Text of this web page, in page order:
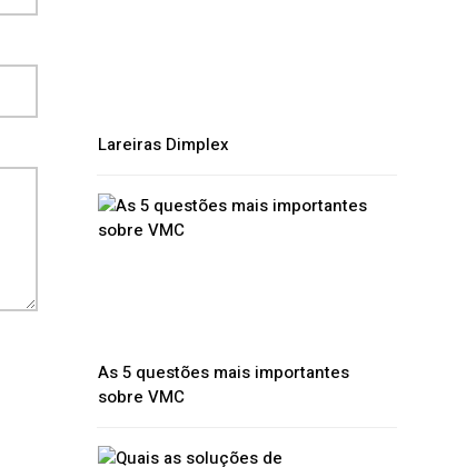
Lareiras Dimplex
As 5 questões mais importantes
sobre VMC